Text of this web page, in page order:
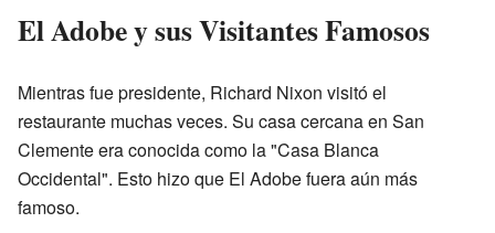
El Adobe y sus Visitantes Famosos
Mientras fue presidente, Richard Nixon visitó el
restaurante muchas veces. Su casa cercana en San
Clemente era conocida como la "Casa Blanca
Occidental". Esto hizo que El Adobe fuera aún más
famoso.